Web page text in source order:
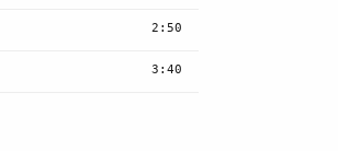
2:50
3:40